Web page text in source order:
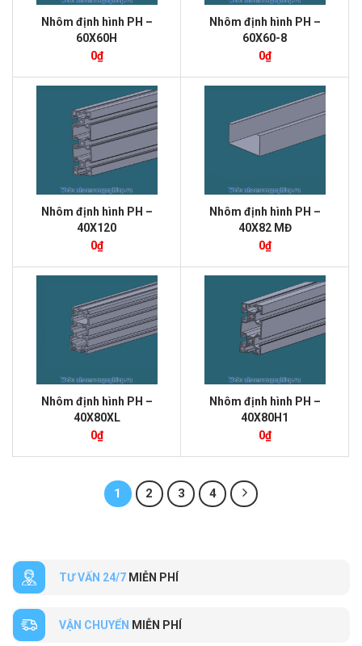
Nhôm định hình PH –
60X60H
0₫
Nhôm định hình PH –
60X60-8
0₫
Nhôm định hình PH –
40X120
0₫
Nhôm định hình PH –
40X82 MĐ
0₫
Nhôm định hình PH –
40X80XL
0₫
Nhôm định hình PH –
40X80H1
0₫
1 2 3 4
TƯ VẤN 24/7 MIỄN PHÍ
VẬN CHUYỂN MIỄN PHÍ